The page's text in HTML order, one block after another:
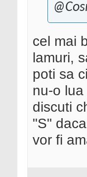
cel mai
lamuri,
poti sa
nu-o
discuti
"S"
vor fi